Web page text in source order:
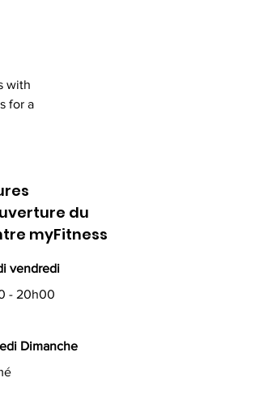
with
for a
du
myFitness
vendredi
- 20h00
Dimanche